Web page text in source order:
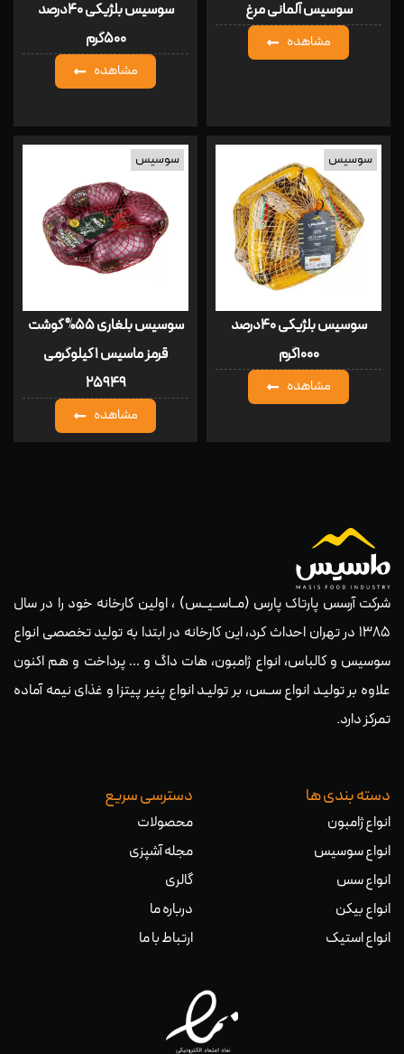
سوسیس آلمانی مرغ
مشاهده
سوسیس بلژیکی ۴۰درصد
۵۰۰گرم
مشاهده
سوسیس بلژیکی ۴۰درصد
۱۰۰۰گرم
مشاهده
سوسیس
سوسیس بلغاری ۵۵% گوشت
قرمز ماسیس ۱ کیلوگرمی
۲۵۹۴۹
مشاهده
سوسیس
شرکت آرسس پارتاک پارس (مــاســیــس) ، اولین کارخانه خود را در سال
۱۳۸۵ در تهران احداث کرد، این کارخانه در ابتدا به تولید تخصصی انواع
سوسیس و کالباس، انواع ژامبون، هات داگ و … پرداخت و هم اکنون
علاوه بر تولیـد انواع ســس، بر تولیـد انواع پنیر پیتزا و غذای نیمه آماده
تمرکز دارد.
دسته بندی ها
انواع ژامبون
انواع سوسیس
انواع سس
انواع بیکن
انواع استیک
دسترسی سریع
محصولات
مجله آشپزی
گالری
درباره ما
ارتباط با ما